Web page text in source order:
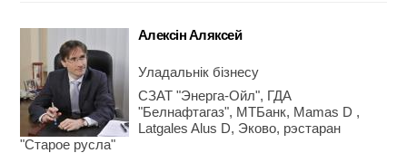
Алексін Аляксей
Уладальнік бізнесу
СЗАТ "Энерга-Ойл", ГДА
"Белнафтагаз", МТБанк, Mamas D ,
Latgales Alus D, Эково, рэстаран
"Старое русла"